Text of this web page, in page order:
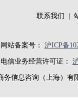
联系我们
备案号： 沪ICP备
信业务经营许可证：
务信息咨询（上海）